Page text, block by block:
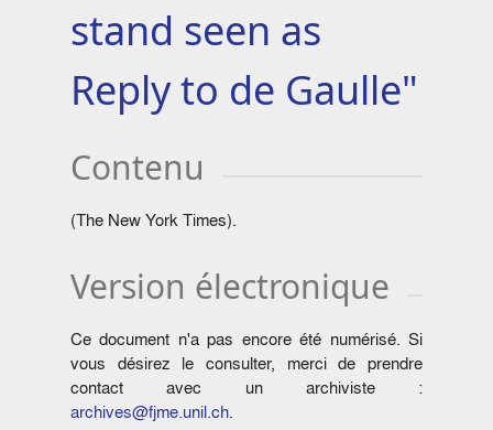
stand seen as
Reply to de Gaulle"
Contenu
(The New York Times).
Version électronique
Ce document n'a pas encore été numérisé. Si
vous désirez le consulter, merci de prendre
contact avec un archiviste :
archives@fjme.unil.ch.